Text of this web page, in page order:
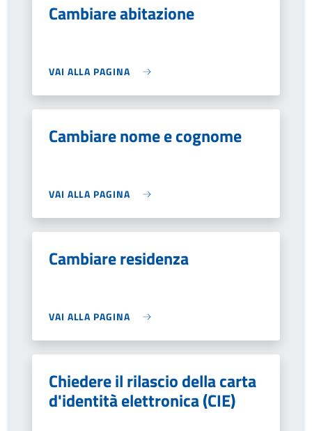
Cambiare abitazione
VAI ALLA PAGINA
Cambiare nome e cognome
VAI ALLA PAGINA
Cambiare residenza
VAI ALLA PAGINA
Chiedere il rilascio della carta
d'identità elettronica (CIE)